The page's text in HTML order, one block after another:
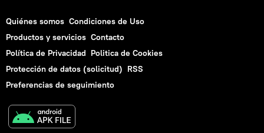
Quiénes somos Condiciones de Uso
Productos y servicios Contacto
Política de Privacidad Politica de Cookies
Protección de datos (solicitud) RSS
Preferencias de seguimiento